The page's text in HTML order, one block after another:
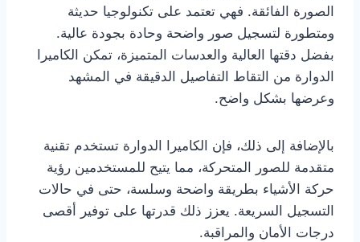
الصورة الفائقة. فهي تعتمد على تكنولوجيا حديثة
ومتطورة لتسجيل صور واضحة وحادة بجودة عالية.
بفضل دقتها العالية والعدسات المتميزة، تمكن الكاميرا
الدوارة من التقاط التفاصيل الدقيقة في المشهد
وعرضها بشكل واضح.
بالإضافة إلى ذلك، فإن الكاميرا الدوارة تستخدم تقنية
متقدمة للصور المتحركة، مما يتيح للمستخدمين رؤية
حركة الأشياء بطريقة واضحة وسلسة، حتى في حالات
التسجيل السريعة. يعزز ذلك قدرتها على توفير أقصى
درجات الأمان والمراقبة.